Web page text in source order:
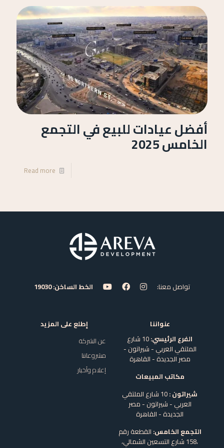
أفضل عيادات للبيع في التجمع
الخامس 2025
Read more
تواصل معنا: الخط الساخن: 19030
عنواننا
الفرع الرئيسي:
10 شارع
الملتقي العربي - شيراتون -
مصر الجديدة - القاهرة
مكاتب المبيعات
شيراتون :
10 شارع الملتقي
العربي - شيراتون - مصر
الجديدة - القاهرة
التجمع الخامس: القطعة رقم
،158 شارع التسعين الشمالي،
إطلع على المزيد
عن الشركة
مشروعاتنا
إعلام وأخبار